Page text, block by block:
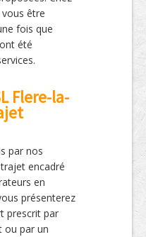
être
fois que
été
Flere-la-
par nos
encadré
en
présenterez
prescrit par
ou par un